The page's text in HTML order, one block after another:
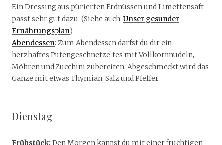
Ein Dressing aus pürierten Erdnüssen und Limettensaft
passt sehr gut dazu. (Siehe auch: Unser gesunder
Ernährungsplan)
Abendessen: Zum Abendessen darfst du dir ein
herzhaftes Putengeschnetzeltes mit Vollkornnudeln,
Möhren und Zucchini zubereiten. Abgeschmeckt wird das
Ganze mit etwas Thymian, Salz und Pfeffer.
Dienstag
Frühstück: Den Morgen kannst du mit einer fruchtigen